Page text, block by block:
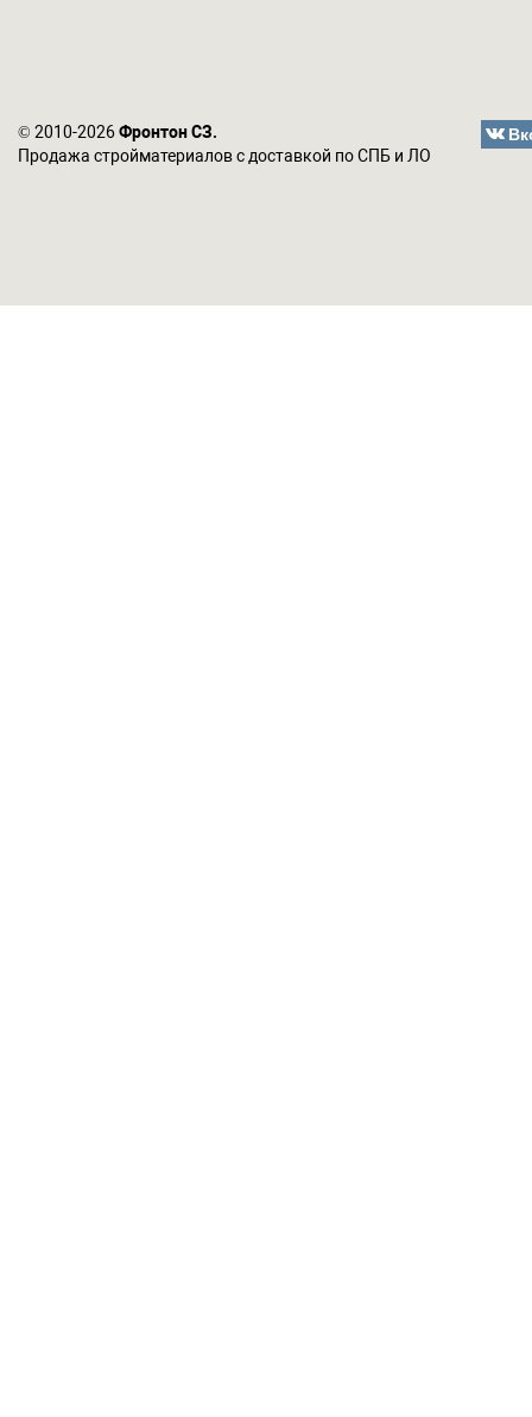
© 2010-2026Фронтон СЗ.
Продажа стройматериалов с доставкой по СПБ и ЛО